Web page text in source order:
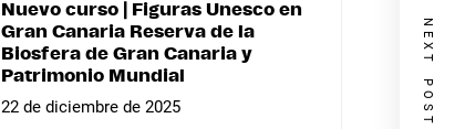
NEXT POST
Nuevo curso | Figuras Unesco en
Gran Canaria Reserva de la
Biosfera de Gran Canaria y
Patrimonio Mundial
22 de diciembre de 2025